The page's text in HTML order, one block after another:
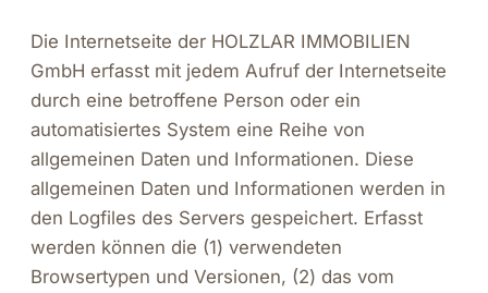
Die Internetseite der HOLZLAR IMMOBILIEN
GmbH erfasst mit jedem Aufruf der Internetseite
durch eine betroffene Person oder ein
automatisiertes System eine Reihe von
allgemeinen Daten und Informationen. Diese
allgemeinen Daten und Informationen werden in
den Logfiles des Servers gespeichert. Erfasst
werden können die (1) verwendeten
Browsertypen und Versionen, (2) das vom